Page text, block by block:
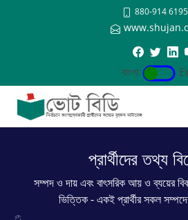
880-914 6195
বাংলা
প্রার্থীদের তথ্য
সম্পদ ও দায় এবং বাৎসরিক আয় ও ব্যয়ের
ভিত্তিক - একই প্রার্থীর সকল